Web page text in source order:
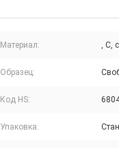
Материал: , C,
Образец:
Код HS:
Упаковка: